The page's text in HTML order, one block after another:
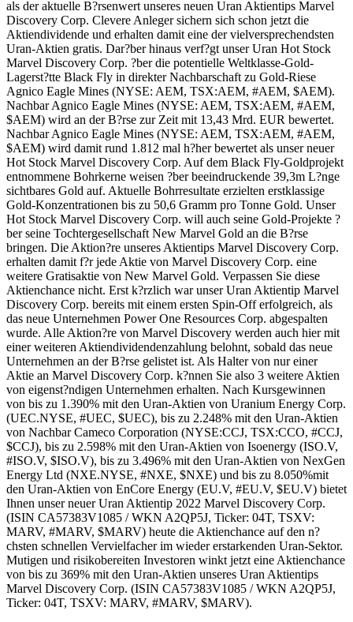
als der aktuelle B?rsenwert unseres neuen Uran Aktientips Marvel
Discovery Corp. Clevere Anleger sichern sich schon jetzt die
Aktiendividende und erhalten damit eine der vielversprechendsten
Uran-Aktien gratis. Dar?ber hinaus verf?gt unser Uran Hot Stock
Marvel Discovery Corp. ?ber die potentielle Weltklasse-Gold-
Lagerst?tte Black Fly in direkter Nachbarschaft zu Gold-Riese
Agnico Eagle Mines (NYSE: AEM, TSX:AEM, #AEM, $AEM).
Nachbar Agnico Eagle Mines (NYSE: AEM, TSX:AEM, #AEM,
$AEM) wird an der B?rse zur Zeit mit 13,43 Mrd. EUR bewertet.
Nachbar Agnico Eagle Mines (NYSE: AEM, TSX:AEM, #AEM,
$AEM) wird damit rund 1.812 mal h?her bewertet als unser neuer
Hot Stock Marvel Discovery Corp. Auf dem Black Fly-Goldprojekt
entnommene Bohrkerne weisen ?ber beeindruckende 39,3m L?nge
sichtbares Gold auf. Aktuelle Bohrresultate erzielten erstklassige
Gold-Konzentrationen bis zu 50,6 Gramm pro Tonne Gold. Unser
Hot Stock Marvel Discovery Corp. will auch seine Gold-Projekte ?
ber seine Tochtergesellschaft New Marvel Gold an die B?rse
bringen. Die Aktion?re unseres Aktientips Marvel Discovery Corp.
erhalten damit f?r jede Aktie von Marvel Discovery Corp. eine
weitere Gratisaktie von New Marvel Gold. Verpassen Sie diese
Aktienchance nicht. Erst k?rzlich war unser Uran Aktientip Marvel
Discovery Corp. bereits mit einem ersten Spin-Off erfolgreich, als
das neue Unternehmen Power One Resources Corp. abgespalten
wurde. Alle Aktion?re von Marvel Discovery werden auch hier mit
einer weiteren Aktiendividendenzahlung belohnt, sobald das neue
Unternehmen an der B?rse gelistet ist. Als Halter von nur einer
Aktie an Marvel Discovery Corp. k?nnen Sie also 3 weitere Aktien
von eigenst?ndigen Unternehmen erhalten. Nach Kursgewinnen
von bis zu 1.390% mit den Uran-Aktien von Uranium Energy Corp.
(UEC.NYSE, #UEC, $UEC), bis zu 2.248% mit den Uran-Aktien
von Nachbar Cameco Corporation (NYSE:CCJ, TSX:CCO, #CCJ,
$CCJ), bis zu 2.598% mit den Uran-Aktien von Isoenergy (ISO.V,
#ISO.V, $ISO.V), bis zu 3.496% mit den Uran-Aktien von NexGen
Energy Ltd (NXE.NYSE, #NXE, $NXE) und bis zu 8.050%mit
den Uran-Aktien von EnCore Energy (EU.V, #EU.V, $EU.V) bietet
Ihnen unser neuer Uran Aktientip 2022 Marvel Discovery Corp.
(ISIN CA57383V1085 / WKN A2QP5J, Ticker: 04T, TSXV:
MARV, #MARV, $MARV) heute die Aktienchance auf den n?
chsten schnellen Vervielfacher im wieder erstarkenden Uran-Sektor.
Mutigen und risikobereiten Investoren winkt jetzt eine Aktienchance
von bis zu 369% mit den Uran-Aktien unseres Uran Aktientips
Marvel Discovery Corp. (ISIN CA57383V1085 / WKN A2QP5J,
Ticker: 04T, TSXV: MARV, #MARV, $MARV).